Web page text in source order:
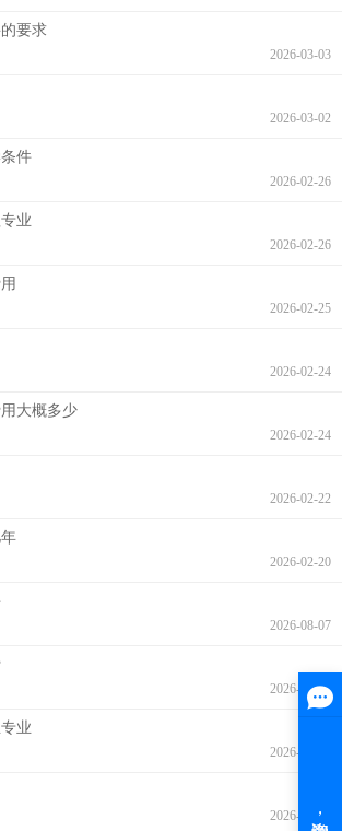
要求
2026-03-03
2026-03-02
件
2026-02-26
业
2026-02-26
2026-02-25
2026-02-24
大概多少
2026-02-24
2026-02-22
2026-02-20
2026-08-07
2026-08-07
业
2026-08-07
2026-08-07